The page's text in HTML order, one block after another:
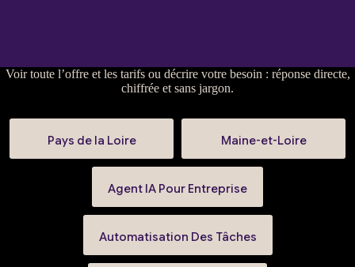
Voirtoute l’offre et les tarifsou décrire votre besoin : réponse directe,
chiffrée et sans jargon.
Pays de la Loire Maine-et-Loire
Agent IA Pour Entreprise
Automatisation Des Tâches